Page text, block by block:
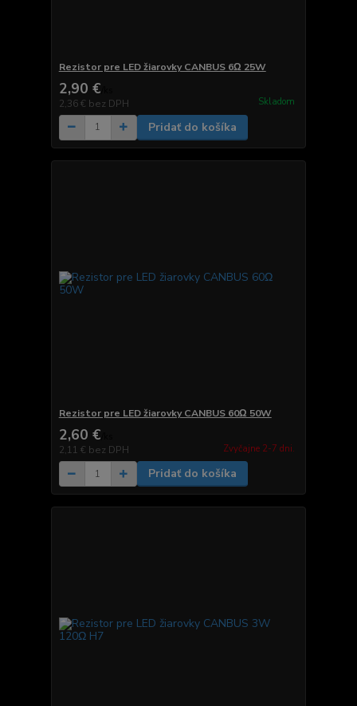
Rezistor pre LED žiarovky CANBUS 6Ω 25W
2,90 €
2,36 € bez DPH Skladom
Pridať do košíka
Rezistor pre LED žiarovky CANBUS 60Ω 50W
2,60 €
2,11 € bez DPH Zvyčajne 2-7 dni.
Pridať do košíka